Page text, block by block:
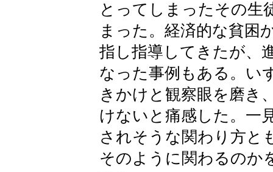
とってしまったその生
まった。経済的な貧困
指し指導してきたが、
なった事例もある。い
きかけと観察眼を磨き
けないと痛感した。一
されそうな関わり方と
そのように関わるのか